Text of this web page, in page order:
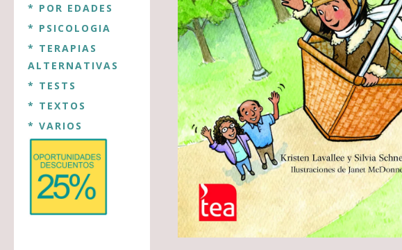
* POR EDADES
* PSICOLOGIA
* TERAPIAS
ALTERNATIVAS
* TESTS
* TEXTOS
* VARIOS